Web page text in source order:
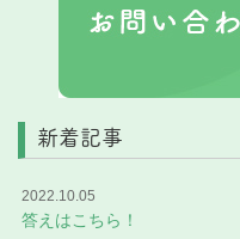
新着記事
2022.10.05
答えはこちら！